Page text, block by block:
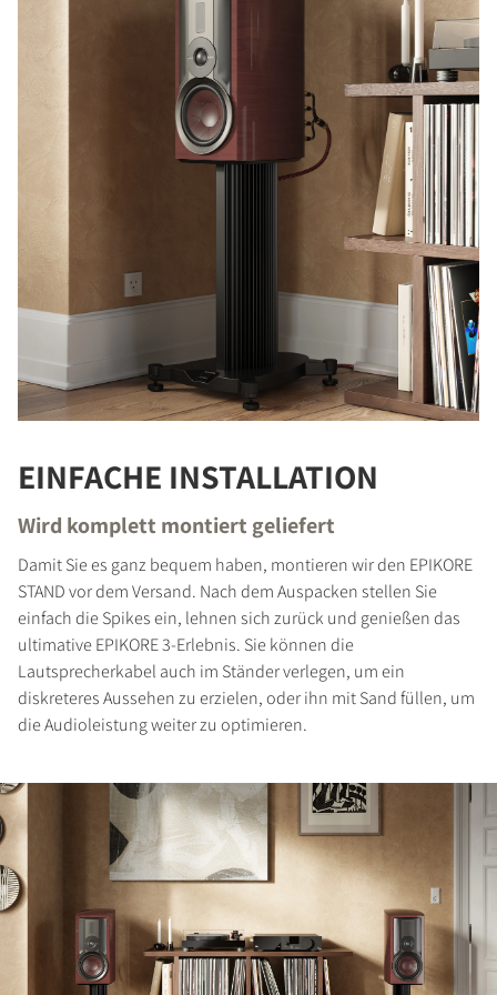
PRODUKTE VERGLEICHEN
EINFACHE INSTALLATION
Wird komplett montiert geliefert
Damit Sie es ganz bequem haben, montieren wir den EPIKORE
STAND vor dem Versand. Nach dem Auspacken stellen Sie
einfach die Spikes ein, lehnen sich zurück und genießen das
ultimative EPIKORE 3-Erlebnis. Sie können die
Lautsprecherkabel auch im Ständer verlegen, um ein
diskreteres Aussehen zu erzielen, oder ihn mit Sand füllen, um
die Audioleistung weiter zu optimieren.